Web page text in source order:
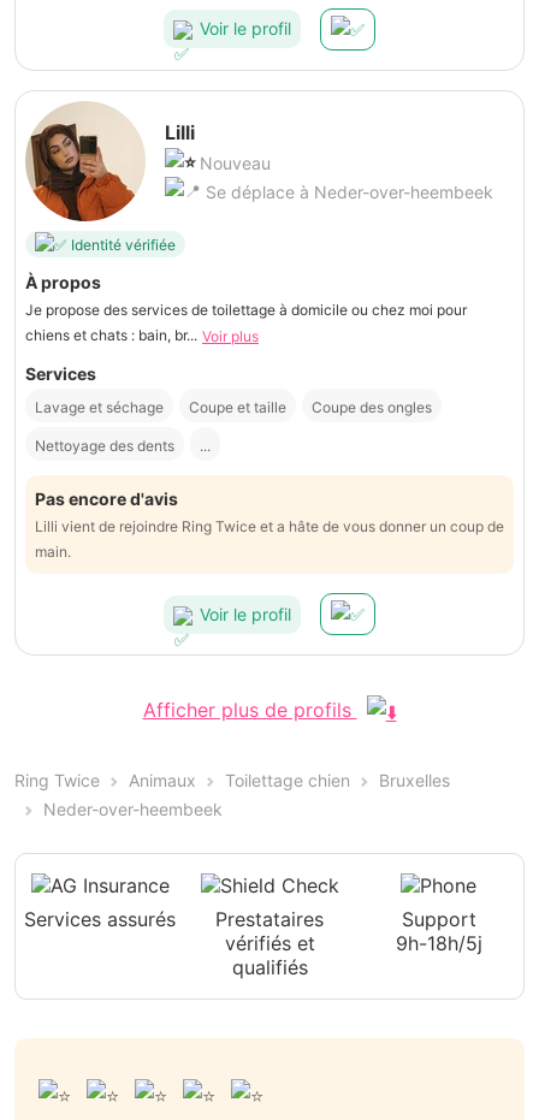
Voir le profil
Lilli
Nouveau
Se déplace à Neder-over-heembeek
Identité vérifiée
À propos
Je propose des services de toilettage à domicile ou chez moi pour
chiens et chats : bain, br... Voir plus
Services
Lavage et séchage Coupe et taille Coupe des ongles
Nettoyage des dents ...
Pas encore d'avis
Lilli vient de rejoindre Ring Twice et a hâte de vous donner un coup de
main.
Voir le profil
Afficher plus de profils
Ring Twice Animaux Toilettage chien
Bruxelles
Neder-over-heembeek
Services assurés
Prestataires
vérifiés et
qualifiés
Support
9h-18h/5j